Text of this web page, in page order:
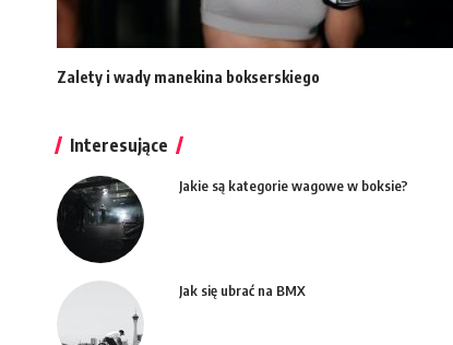
Zalety i wady manekina bokserskiego
Interesujące
Jakie są kategorie wagowe w boksie?
Jak się ubrać na BMX